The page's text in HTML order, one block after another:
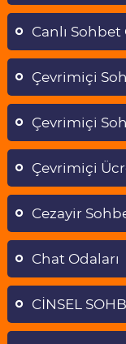
Canlı Sohbet
Çevrimiçi
Çevrimiçi
Çevrimiçi
Cezayir
Chat Odaları
CİNSEL